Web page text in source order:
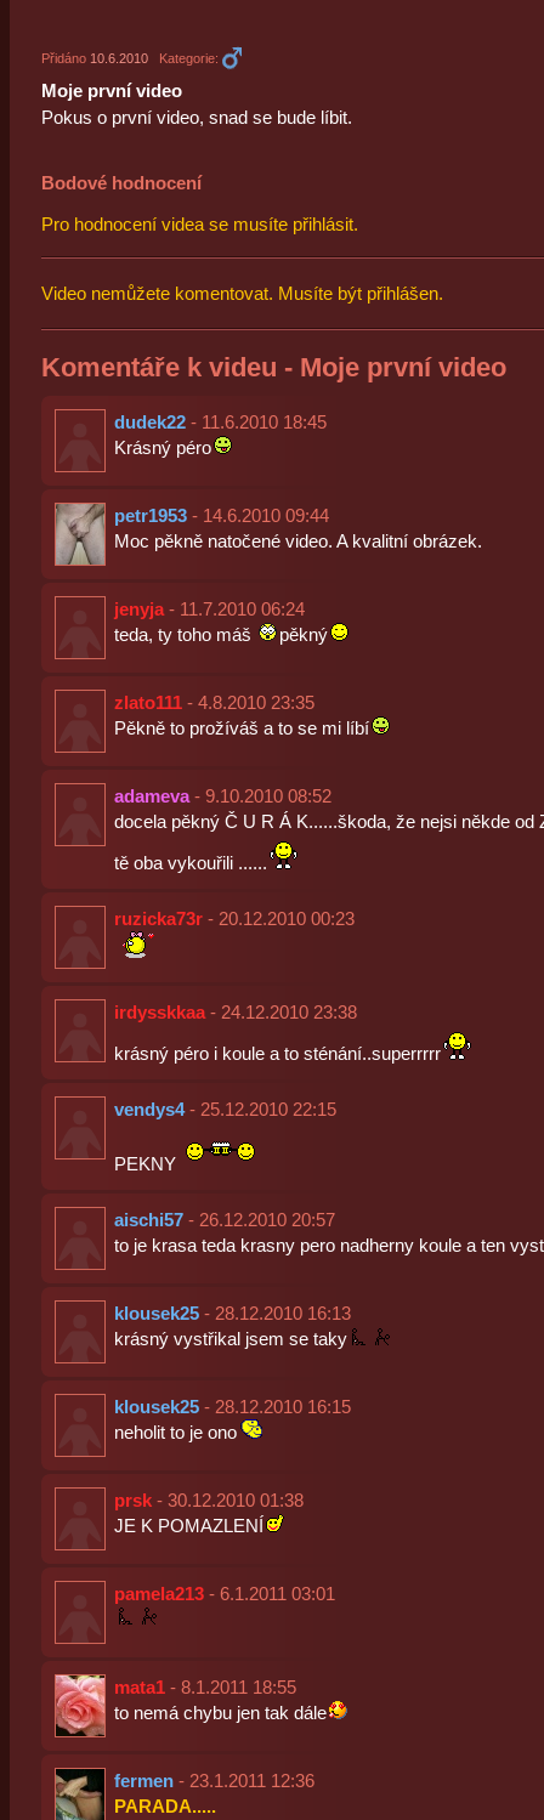
Přidáno 10.6.2010 Kategorie:
Moje první video
Pokus o první video, snad se bude líbit.
Bodové hodnocení
Pro hodnocení videa se musíte přihlásit.
Video nemůžete komentovat. Musíte být přihlášen.
Komentáře k videu - Moje první video
dudek22- 11.6.2010 18:45
Krásný péro
petr1953- 14.6.2010 09:44
Moc pěkně natočené video. A kvalitní obrázek.
jenyja- 11.7.2010 06:24
teda, ty toho máš
pěkný
zlato111- 4.8.2010 23:35
Pěkně to prožíváš a to se mi líbí
adameva- 9.10.2010 08:52
docela pěkný Č U R Á K......škoda, že nejsi někde od
tě oba vykouřili ......
ruzicka73r- 20.12.2010 00:23
irdysskkaa- 24.12.2010 23:38
krásný péro i koule a to sténání..superrrrr
vendys4- 25.12.2010 22:15
PEKNY
aischi57- 26.12.2010 20:57
to je krasa teda krasny pero nadherny koule a ten
klousek25- 28.12.2010 16:13
krásný vystřikal jsem se taky
klousek25- 28.12.2010 16:15
neholit to je ono
prsk- 30.12.2010 01:38
JE K POMAZLENÍ
pamela213- 6.1.2011 03:01
mata1- 8.1.2011 18:55
to nemá chybu jen tak dále
fermen- 23.1.2011 12:36
PARADA.....